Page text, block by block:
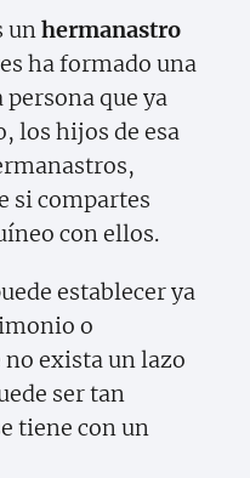
unhermanastro
ha formado una
que ya
los hijos de esa
si compartes
con ellos.
establecer ya
o
exista un lazo
ser tan
tiene con un